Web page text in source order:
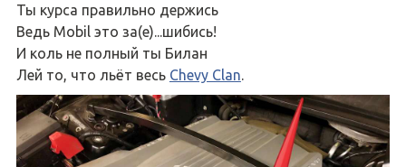
Ты курса правильно держись
Ведь Mobil это за(е)...шибись!
И коль не полный ты Билан
Лей то, что льёт весь Chevy Clan.